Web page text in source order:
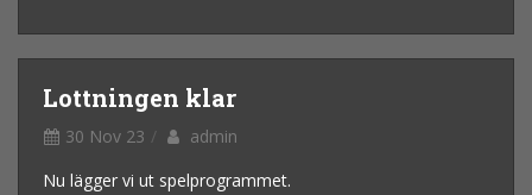
Lottningen klar
30 Nov 23
admin
Nu lägger vi ut spelprogrammet.